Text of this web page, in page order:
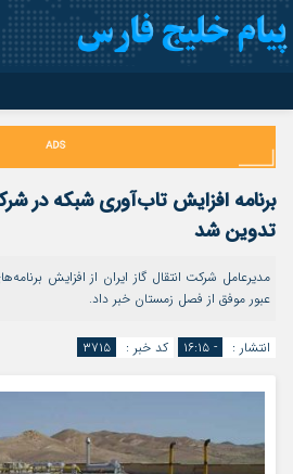
اینستاگرام
سروش
آپارات
نام کاربری یا نشانی ایمیل
رمز عبور
مرا به خاطر بسپار
برنامه افزایش تاب‌آوری شبکه در
تدوین شد
مدیرعامل شرکت انتقال گاز ایران از افزایش
عبور موفق از فصل زمستان خبر داد.
انتشار : - ۱۶:۱۵ کد خبر : ۳۷۱۵